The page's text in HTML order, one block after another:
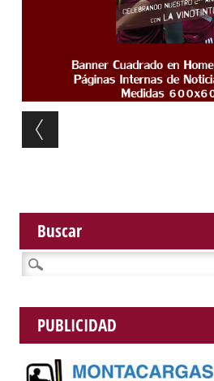
Post navigation
Buscar
Buscar:
PUBLICIDAD